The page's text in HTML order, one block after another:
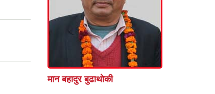
मान बहादुर बुढाथाेकी